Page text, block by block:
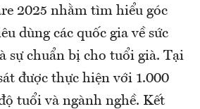
2025 nhằm tìm hiểu góc
dùng các quốc gia về sức
sự chuẩn bị cho tuổi già. Tại
được thực hiện với 1.000
tuổi và ngành nghề. Kết